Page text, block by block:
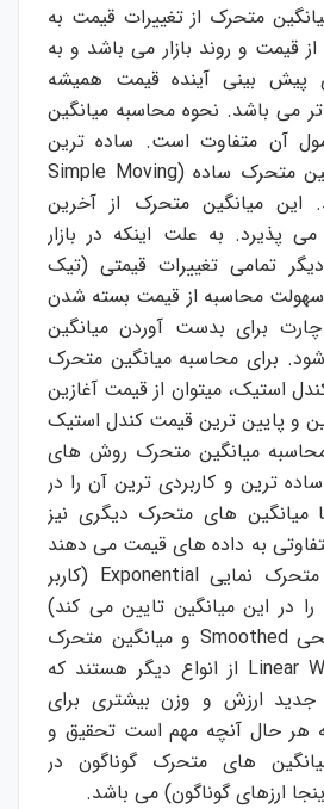
متحرک از تغییرات قیمت به
قیمت و روند بازار می باشد و به
پیش بینی آینده قیمت همیشه
می باشد. نحوه محاسبه میانگین
آن متفاوت است. ساده ترین
متحرک ساده (Simple Moving
میانگین متحرک از آخرین
پذیرد. به علت اینکه در بازار
تمامی تغییرات قیمتی (تیک
سهولت محاسبه از قیمت بسته شدن
برای بدست آوردن میانگین
برای محاسبه میانگین متحرک
استیک، میتوان از قیمت آغازین
و پایین ترین قیمت کندل استیک
محاسبه میانگین متحرک روش های
ترین و کاربردی ترین آن را در
میانگین های متحرک دیگری نیز
به داده های قیمت می دهند
متحرک نماییExponential (کاربر
در این میانگین تایین می کند)
Smoothed و میانگین متحرک
Linear از انواع دیگر هستند که
جدید ارزش و وزن بیشتری برای
هر حال آنچه مهم است تحقیق و
های متحرک گوناگون در
ارزهای گوناگون) می باشد.